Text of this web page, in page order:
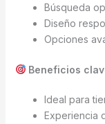
Búsqueda
Diseño
Opciones
Beneficios
Ideal para
Experiencia